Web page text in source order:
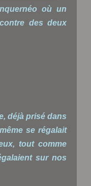
où un
des deux
déjà prisé dans
se régalait
tout comme
sur nos